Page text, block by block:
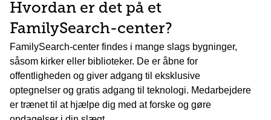
Hvordan er det på et
FamilySearch-center?
FamilySearch-center findes i mange slags bygninger,
såsom kirker eller biblioteker. De er åbne for
offentligheden og giver adgang til eksklusive
optegnelser og gratis adgang til teknologi. Medarbejdere
er trænet til at hjælpe dig med at forske og gøre